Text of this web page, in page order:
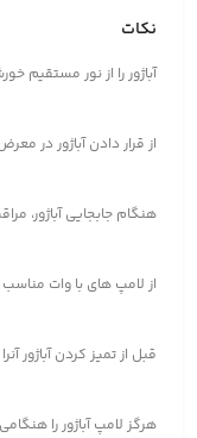
نکات
آباژور را از نور مستقیم
از قرار دادن آباژور در
هنگام جابجایی آباژور،
از لامپ های با وات مناسب
قبل از تمیز کردن آباژور
هرگز لامپ آباژور را